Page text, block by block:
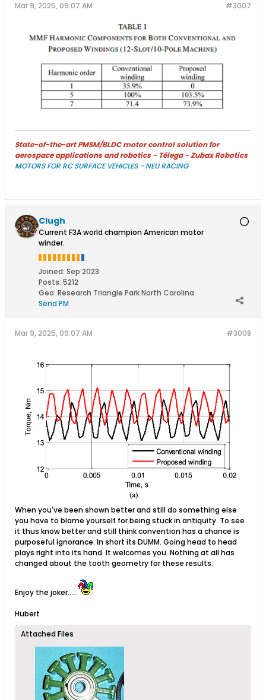
#3007
Mar 9, 2025, 09:07 AM
State-of-the-art PMSM/BLDC motor control solution for
aerospace applications and robotics - Télega - Zubax Robotics
MOTORS FOR RC SURFACE VEHICLES - NEU RACING
Clugh
Current F3A world champion American motor
winder.
Joined: Sep 2023
Posts: 5212
Geo: Research Triangle Park North Carolina
Send PM
#3008
Mar 9, 2025, 09:07 AM
When you've been shown better and still do something else
you have to blame yourself for being stuck in antiquity. To see
it thus know better and still think convention has a chance is
purposeful ignorance. In short its DUMM. Going head to head
plays right into its hand. It welcomes you. Nothing at all has
changed about the tooth geometry for these results.
Enjoy the joker.....
Hubert
Attached Files